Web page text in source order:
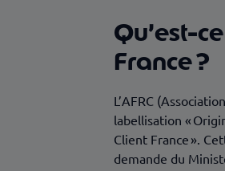
Qu’est-
France ?
L’AFRC
labellisation «
Client France ».
demande du